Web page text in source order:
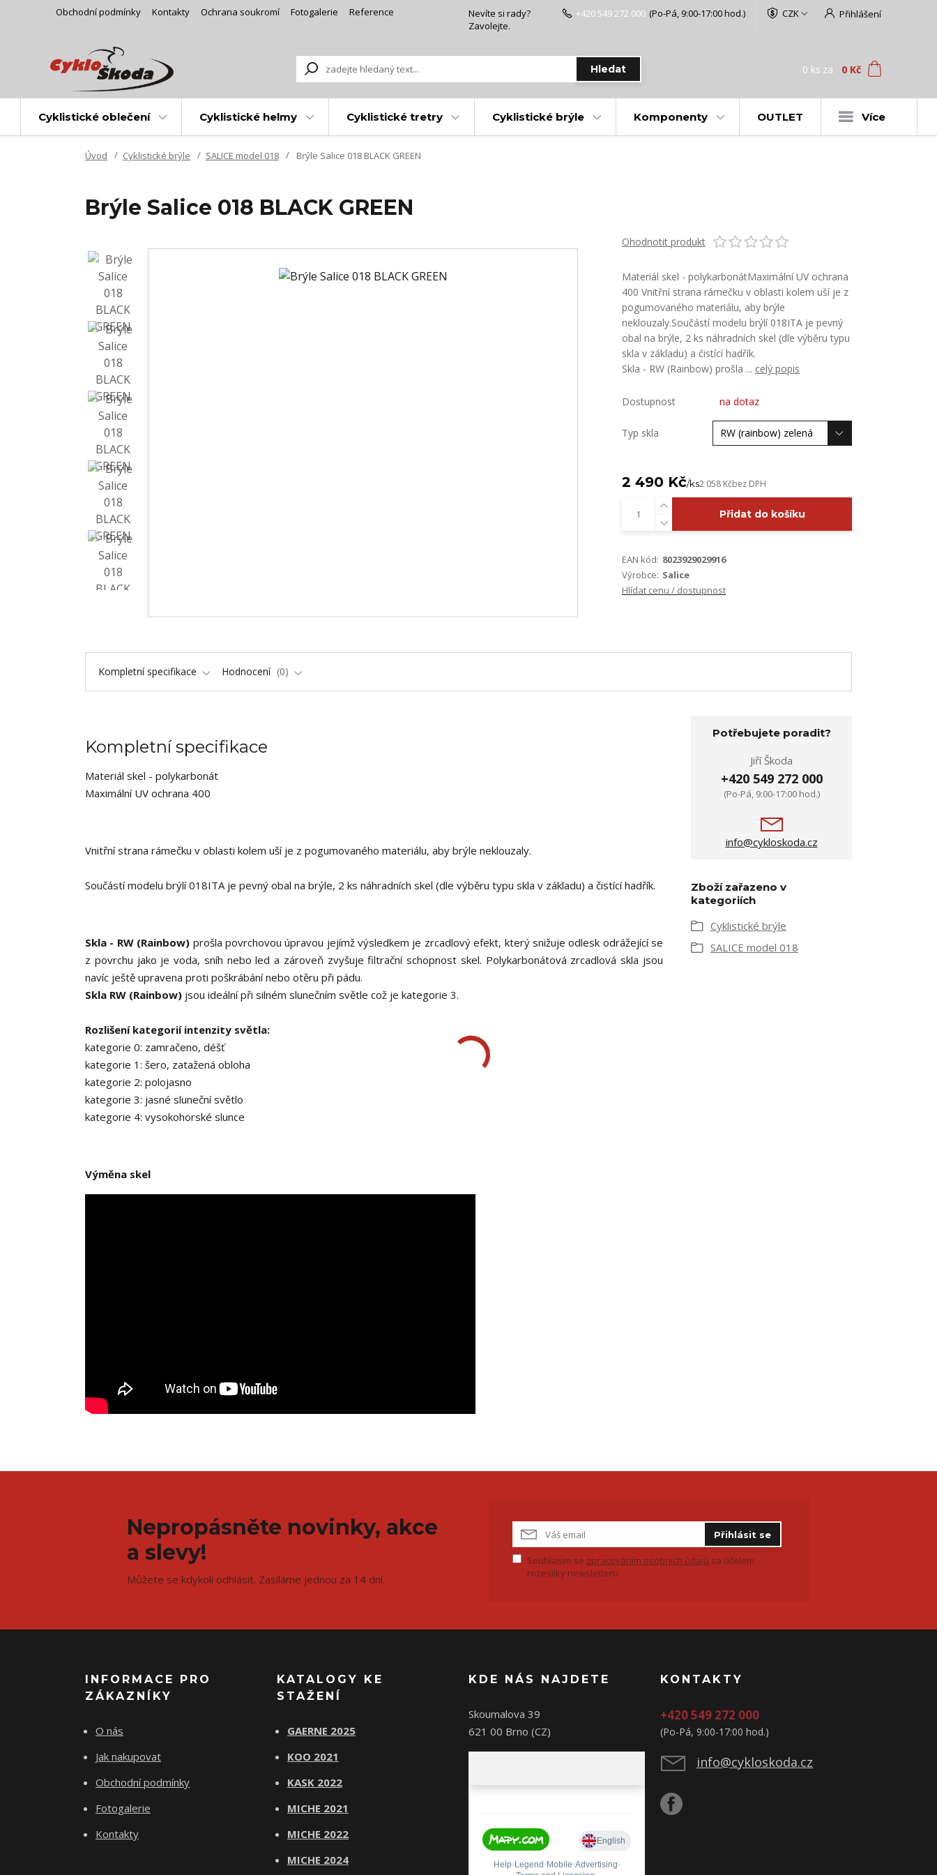
Obchodní podmínky Kontakty Ochrana soukromí Fotogalerie Reference CZK Přihlášení
Hledat
Nevíte si rady?
Zavolejte.
+420 549 272 000 (Po-Pá, 9:00-17:00 hod.)
0 ks za 0 Kč
Cyklistické oblečení Cyklistické helmy Cyklistické tretry Cyklistické brýle Komponenty OUTLET Více
Úvod Cyklistické brýle SALICE model 018 Brýle Salice 018 BLACK GREEN
Brýle Salice 018 BLACK GREEN
Ohodnotit produkt
Materiál skel - polykarbonátMaximální UV ochrana
400 Vnitřní strana rámečku v oblasti kolem uší je z
pogumovaného materiálu, aby brýle
neklouzaly.Součástí modelu brýlí 018ITA je pevný
obal na brýle, 2 ks náhradních skel (dle výběru typu
skla v základu) a čistící hadřík.
Skla - RW (Rainbow) prošla ... celý popis
Dostupnost na dotaz
Typ skla
2 490 Kč/ks2 058 Kčbez DPH
Přidat do košíku
EAN kód: 8023929029916
Výrobce: Salice
Hlídat cenu / dostupnost
Kompletní specifikace Hodnocení 0
Kompletní specifikace
Materiál skel - polykarbonát
Maximální UV ochrana 400
Vnitřní strana rámečku v oblasti kolem uší je z pogumovaného materiálu, aby brýle neklouzaly.
Součástí modelu brýlí 018ITA je pevný obal na brýle, 2 ks náhradních skel (dle výběru typu skla v základu) a čistící hadřík.
Skla - RW (Rainbow) prošla povrchovou úpravou jejímž výsledkem je zrcadlový efekt, který snižuje odlesk odrážející se
z povrchu jako je voda, sníh nebo led a zároveň zvyšuje filtrační schopnost skel. Polykarbonátová zrcadlová skla jsou
navíc ještě upravena proti poškrábání nebo otěru při pádu.
Skla RW (Rainbow) jsou ideální při silném slunečním světle což je kategorie 3.
Rozlišení kategorií intenzity světla:
kategorie 0: zamračeno, déšť
kategorie 1: šero, zatažená obloha
kategorie 2: polojasno
kategorie 3: jasné sluneční světlo
kategorie 4: vysokohorské slunce
Výměna skel
Potřebujete poradit?
Jiří Škoda
+420 549 272 000
(Po-Pá, 9:00-17:00 hod.)
info@cykloskoda.cz
Zboží zařazeno v
kategoriích
Cyklistické brýle
SALICE model 018
Nepropásněte novinky, akce
a slevy!
Můžete se kdykoli odhlásit. Zasíláme jednou za 14 dní.
Přihlásit se
Souhlasím se zpracováním osobních údajů za účelem
rozesílky newsletteru.
INFORMACE PRO
ZÁKAZNÍKY
O nás
Jak nakupovat
Obchodní podmínky
Fotogalerie
Kontakty
KATALOGY KE
STAŽENÍ
GAERNE 2025
KOO 2021
KASK 2022
MICHE 2021
MICHE 2022
MICHE 2024
KDE NÁS NAJDETE
Skoumalova 39
621 00 Brno (CZ)
KONTAKTY
+420 549 272 000
(Po-Pá, 9:00-17:00 hod.)
info@cykloskoda.cz